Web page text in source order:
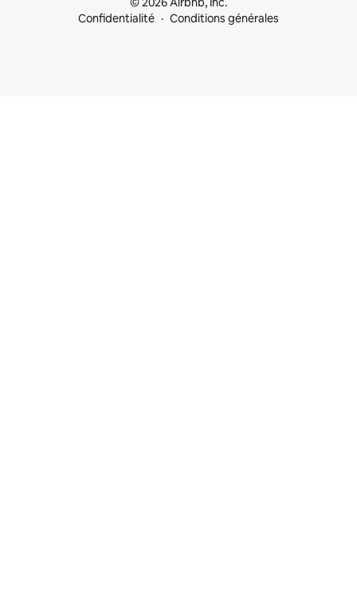
Confidentialité
Conditions générales